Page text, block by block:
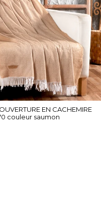
EN CACHEMIRE
couleur saumon